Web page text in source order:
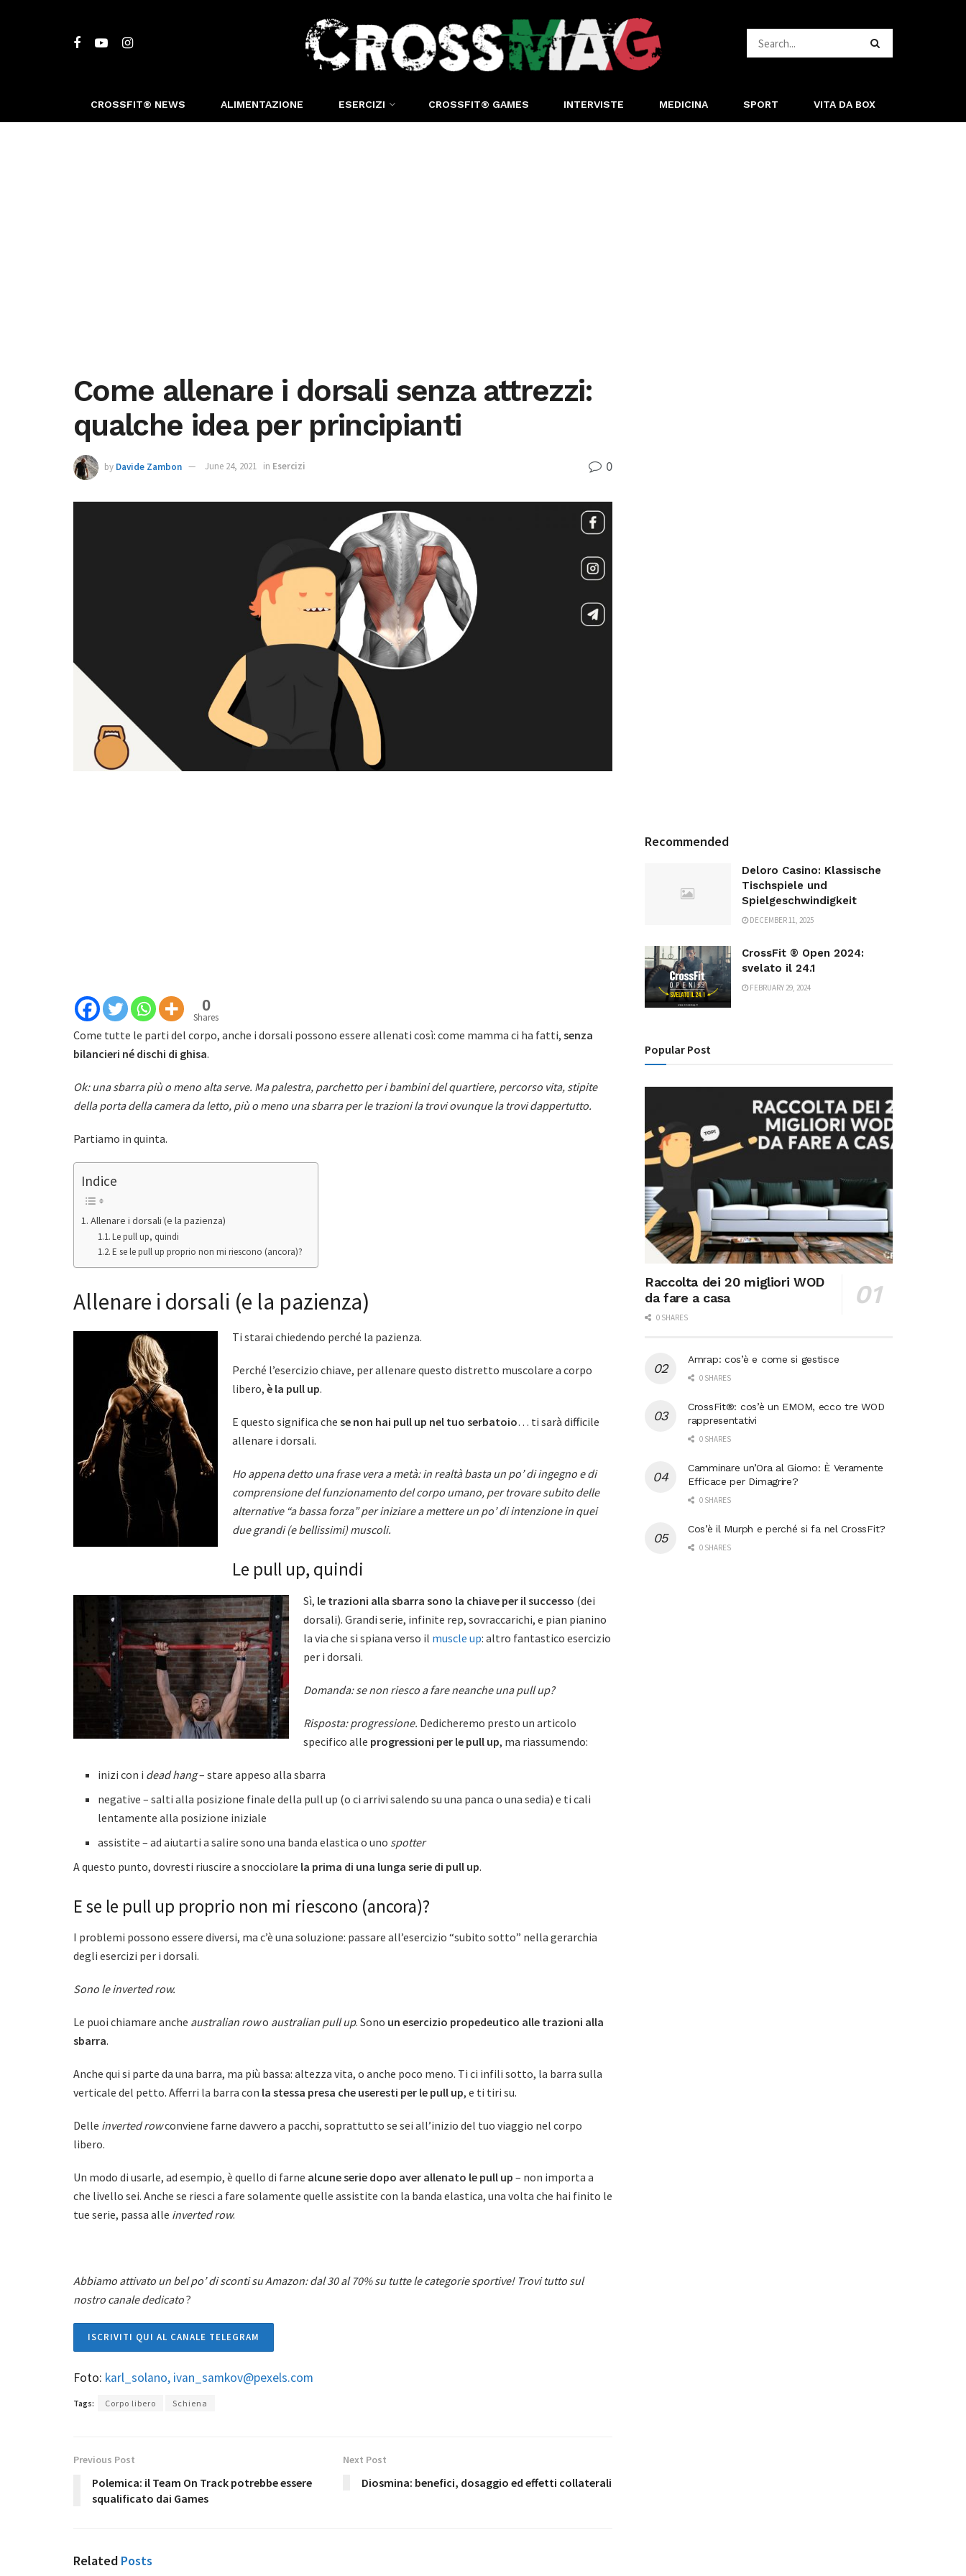
CROSSFIT® NEWS ALIMENTAZIONE ESERCIZI CROSSFIT® GAMES INTERVISTE MEDICINA SPORT VITA DA BOX
Come allenare i dorsali senza attrezzi:
qualche idea per principianti
by Davide Zambon June 24, 2021 in Esercizi 0
0
Shares
Come tutte le parti del corpo, anche i dorsali possono essere allenati così: come mamma ci ha fatti, senza
bilancieri né dischi di ghisa.
Ok: una sbarra più o meno alta serve. Ma palestra, parchetto per i bambini del quartiere, percorso vita, stipite
della porta della camera da letto, più o meno una sbarra per le trazioni la trovi ovunque la trovi dappertutto.
Partiamo in quinta.
Indice
Allenare i dorsali (e la pazienza)
Le pull up, quindi
E se le pull up proprio non mi riescono (ancora)?
Allenare i dorsali (e la pazienza)
Ti starai chiedendo perché la pazienza.
Perché l’esercizio chiave, per allenare questo distretto muscolare a corpo
libero, è la pull up.
E questo significa che se non hai pull up nel tuo serbatoio… ti sarà difficile
allenare i dorsali.
Ho appena detto una frase vera a metà: in realtà basta un po’ di ingegno e di
comprensione del funzionamento del corpo umano, per trovare subito delle
alternative “a bassa forza” per iniziare a mettere un po’ di intenzione in quei
due grandi (e bellissimi) muscoli.
Le pull up, quindi
Sì, le trazioni alla sbarra sono la chiave per il successo (dei
dorsali). Grandi serie, infinite rep, sovraccarichi, e pian pianino
la via che si spiana verso il muscle up: altro fantastico esercizio
per i dorsali.
Domanda: se non riesco a fare neanche una pull up?
Risposta: progressione. Dedicheremo presto un articolo
specifico alle progressioni per le pull up, ma riassumendo:
inizi con i dead hang– stare appeso alla sbarra
negative – salti alla posizione finale della pull up (o ci arrivi salendo su una panca o una sedia) e ti cali
lentamente alla posizione iniziale
assistite – ad aiutarti a salire sono una banda elastica o uno spotter
A questo punto, dovresti riuscire a snocciolare la prima di una lunga serie di pull up.
E se le pull up proprio non mi riescono (ancora)?
I problemi possono essere diversi, ma c’è una soluzione: passare all’esercizio “subito sotto” nella gerarchia
degli esercizi per i dorsali.
Sono le inverted row.
Le puoi chiamare anche australian rowo australian pull up. Sono un esercizio propedeutico alle trazioni alla
sbarra.
Anche qui si parte da una barra, ma più bassa: altezza vita, o anche poco meno. Ti ci infili sotto, la barra sulla
verticale del petto. Afferri la barra con la stessa presa che useresti per le pull up, e ti tiri su.
Delle inverted rowconviene farne davvero a pacchi, soprattutto se sei all’inizio del tuo viaggio nel corpo
libero.
Un modo di usarle, ad esempio, è quello di farne alcune serie dopo aver allenato le pull up – non importa a
che livello sei. Anche se riesci a fare solamente quelle assistite con la banda elastica, una volta che hai finito le
tue serie, passa alle inverted row.
Abbiamo attivato un bel po’ di sconti su Amazon: dal 30 al 70% su tutte le categorie sportive! Trovi tutto sul
nostro canale dedicato?
ISCRIVITI QUI AL CANALE TELEGRAM
Foto: karl_solano, ivan_samkov@pexels.com
Tags: Corpo libero Schiena
Previous Post
Polemica: il Team On Track potrebbe essere
squalificato dai Games
Next Post
Diosmina: benefici, dosaggio ed effetti collaterali
Related Posts
Recommended
Deloro Casino: Klassische
Tischspiele und
Spielgeschwindigkeit
DECEMBER 11, 2025
CrossFit ® Open 2024:
svelato il 24.1
FEBRUARY 29, 2024
Popular Post
Raccolta dei 20 migliori WOD
da fare a casa
0 SHARES
Amrap: cos’è e come si gestisce
0 SHARES
CrossFit®: cos’è un EMOM, ecco tre WOD
rappresentativi
0 SHARES
Camminare un’Ora al Giorno: È Veramente
Efficace per Dimagrire?
0 SHARES
Cos’è il Murph e perché si fa nel CrossFit?
0 SHARES